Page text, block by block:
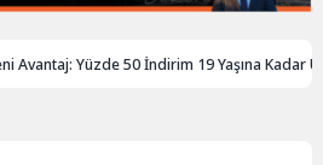
Yüzde 50 İndirim 19 Yaşına Kadar